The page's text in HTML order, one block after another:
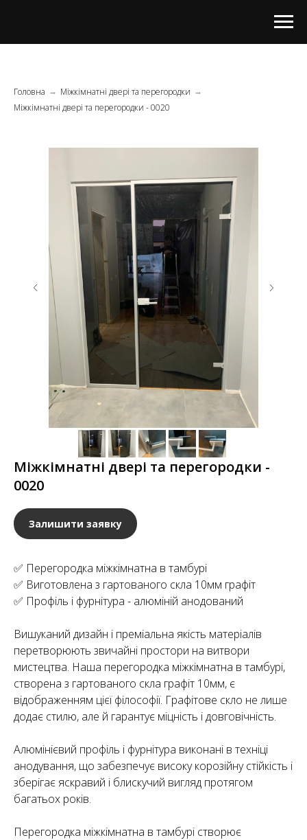
Головна → Міжкімнатні двері та перегородки →
Міжкімнатні двері та перегородки - 0020
Міжкімнатні двері та перегородки -
0020
Залишити заявку
✅ Перегородка міжкімнатна в тамбурі
✅ Виготовлена з гартованого скла 10мм графіт
✅ Профіль і фурнітура - алюміній анодований
Вишуканий дизайн і преміальна якість матеріалів
перетворюють звичайні простори на витвори
мистецтва. Наша перегородка міжкімнатна в тамбурі,
створена з гартованого скла графіт 10мм, є
відображенням цієї філософії. Графітове скло не лише
додає стилю, але й гарантує міцність і довговічність.
Алюмінієвий профіль і фурнітура виконані в техніці
анодування, що забезпечує високу корозійну стійкість і
зберігає яскравий і блискучий вигляд протягом
багатьох років.
Перегородка міжкімнатна в тамбурі створює